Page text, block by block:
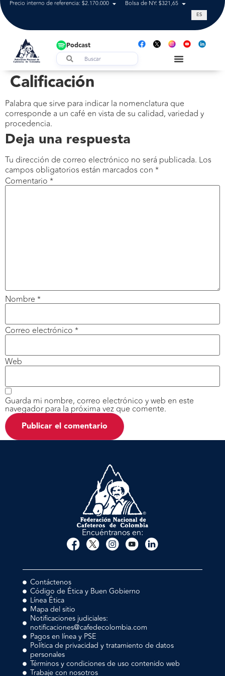
Precio interno de referencia: $2.170.000 Bolsa de NY: $321,65 Tasa de
ES
Podcast
Calificación
Palabra que sirve para indicar la nomenclatura que
corresponde a un café en vista de su calidad, variedad y
procedencia.
Deja una respuesta
Tu dirección de correo electrónico no será publicada. Los
campos obligatorios están marcados con *
Comentario *
Nombre *
Correo electrónico *
Web
Guarda mi nombre, correo electrónico y web en este
navegador para la próxima vez que comente.
Encuéntranos en:
Contáctenos
Código de Ética y Buen Gobierno
Línea Ética
Mapa del sitio
Notificaciones judiciales:
notificaciones@cafedecolombia.com
Pagos en línea y PSE
Política de privacidad y tratamiento de datos
personales
Términos y condiciones de uso contenido web
Trabaje con nosotros